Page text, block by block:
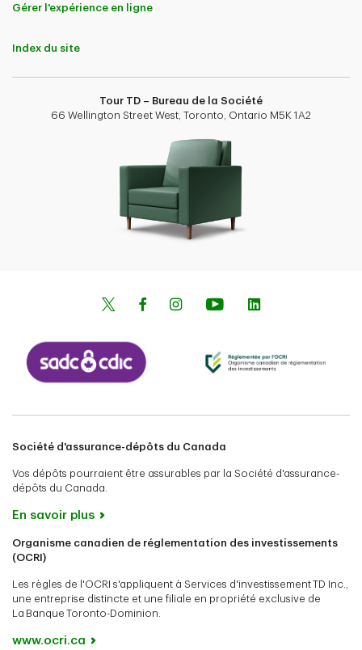
Gérer l'expérience en ligne
Index du site
Tour TD – Bureau de la Société
66 Wellington Street West, Toronto, Ontario M5K 1A2
Société d'assurance-dépôts du Canada
Vos dépôts pourraient être assurables par la Société d'assurance-
dépôts du Canada.
En savoir plus
Organisme canadien de réglementation des investissements
(OCRI)
Les règles de l'OCRI s'appliquent à Services d'investissement TD Inc.,
une entreprise distincte et une filiale en propriété exclusive de
La Banque Toronto-Dominion.
www.ocri.ca